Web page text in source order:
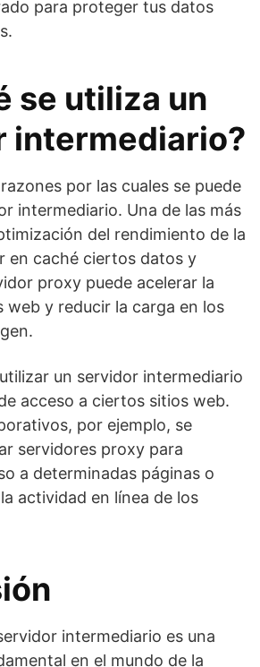
para proteger tus datos
se utiliza un
intermediario?
por las cuales se puede
intermediario. Una de las más
del rendimiento de la
en caché ciertos datos y
proxy puede acelerar la
web y reducir la carga en los
un servidor intermediario
acceso a ciertos sitios web.
por ejemplo, se
servidores proxy para
a determinadas páginas o
actividad en línea de los
intermediario es una
en el mundo de la